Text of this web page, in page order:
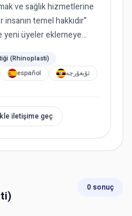
ve sağlık hizmetlerine
temel hakkıdır”
üyeler eklemeye
(Rhinoplasti)
español
ئۇيغۇرچە
iletişime geç
0 sonuç